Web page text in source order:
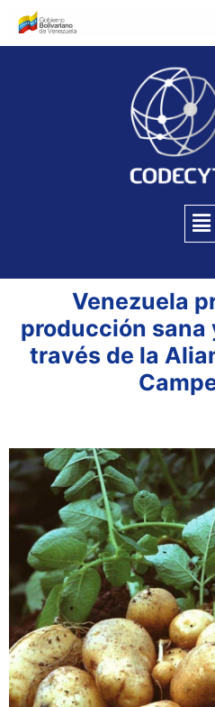
Venezuela
producción sana
través de la